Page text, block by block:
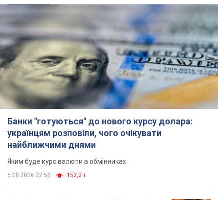
українцям розповіли, чого очікувати
найближчими днями
Яким буде курс валюти в обмінниках
6.08.2026 22:58
Українцям обіцяють по 850 грн від
мобільних операторів: що не так з
цими повідомленнями
Як не потрапити в пастку шахраїв
6.08.2026 21:02 16,8 т.
Найдорожчий футболіст "Динамо"
забив "Карабаху" вже на 10-й хвилині